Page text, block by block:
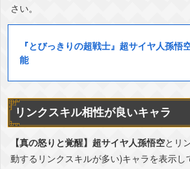
さい。
『とびっきりの超戦士』超サイヤ人孫悟
能
リンクスキル相性が良いキャラ
【真の怒りと覚醒】超サイヤ人孫悟空とリ
動するリンクスキルが多い)キャラを表示し